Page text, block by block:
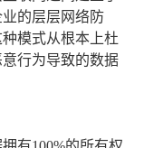
的层层网络防
模式从根本上杜
行为导致的数据